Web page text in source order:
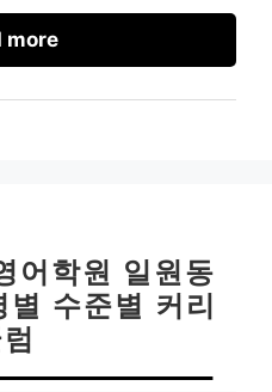
more
어학원 일원동
수준별 커리